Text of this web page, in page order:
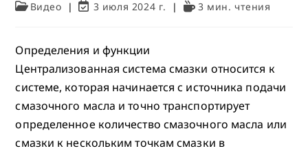
Рубрика
Видео
Запись
3 июля 2024 г.
Время3 мин. чтения
Определения и функции
Централизованная система смазки относится к
системе, которая начинается с источника подачи
смазочного масла и точно транспортирует
определенное количество смазочного масла или
смазки к нескольким точкам смазки в